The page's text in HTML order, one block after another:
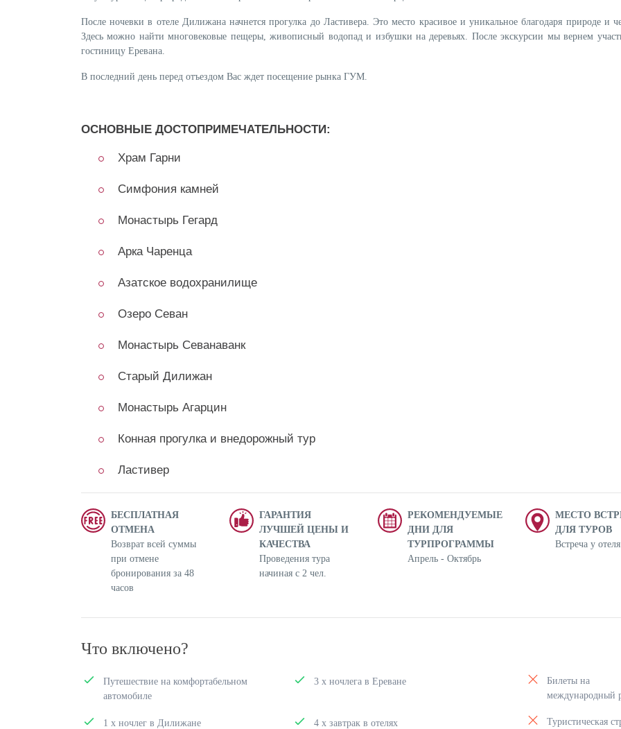
После ночевки в отеле Дилижана начнется прогулка до Ластивера. Это место красивое и уникальное благодаря природе и
Здесь можно найти многовековые пещеры, живописный водопад и избушки на деревьях. После экскурсии мы вернем
гостиницу Еревана.
В последний день перед отъездом Вас ждет посещение рынка ГУМ.
ОСНОВНЫЕ ДОСТОПРИМЕЧАТЕЛЬНОСТИ:
Храм Гарни
Симфония камней
Монастырь Гегард
Арка Чаренца
Азатское водохранилище
Озеро Севан
Монастырь Севанаванк
Старый Дилижан
Монастырь Агарцин
Конная прогулка и внедорожный тур
Ластивер
БЕСПЛАТНАЯ
ОТМЕНА
Возврат всей суммы
при отмене
бронирования за 48
часов
ГАРАНТИЯ
ЛУЧШЕЙ ЦЕНЫ И
КАЧЕСТВА
Проведения тура
начиная с 2 чел.
РЕКОМЕНДУЕМЫЕ
ДНИ ДЛЯ
ТУРПРОГРАММЫ
Апрель - Октябрь
МЕСТО
ДЛЯ ТУРОВ
Встреча у отеля
Что включено?
Путешествие на комфортабельном
автомобиле
3 x ночлега в Ереване
1 x ночлег в Дилижане 4 x завтрак в отелях
Билеты на
международный
Туристическая